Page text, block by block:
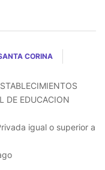
CORINA
DE EDUCACION
igual o superior a